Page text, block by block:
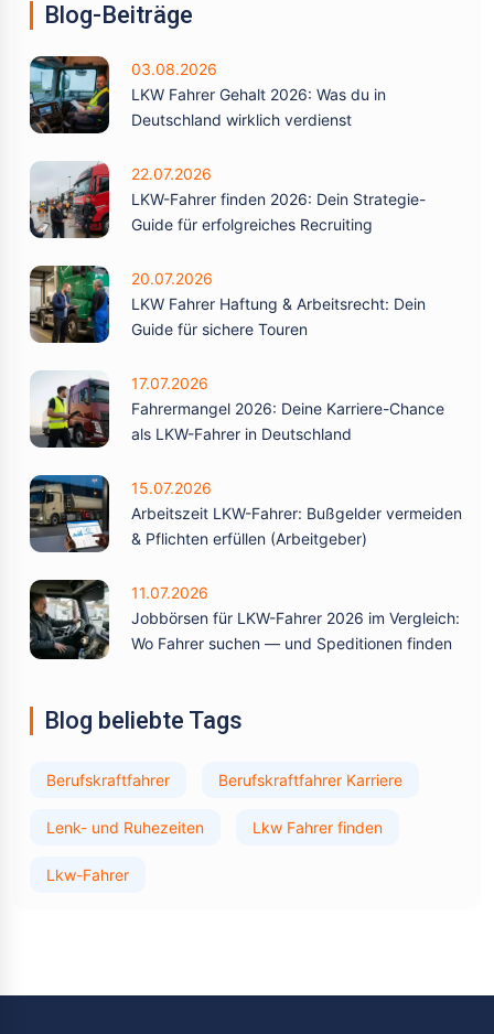
Blog-Beiträge
03.08.2026
LKW Fahrer Gehalt 2026: Was du in
Deutschland wirklich verdienst
22.07.2026
LKW-Fahrer finden 2026: Dein Strategie-
Guide für erfolgreiches Recruiting
20.07.2026
LKW Fahrer Haftung & Arbeitsrecht: Dein
Guide für sichere Touren
17.07.2026
Fahrermangel 2026: Deine Karriere-Chance
als LKW-Fahrer in Deutschland
15.07.2026
Arbeitszeit LKW-Fahrer: Bußgelder vermeiden
& Pflichten erfüllen (Arbeitgeber)
11.07.2026
Jobbörsen für LKW-Fahrer 2026 im Vergleich:
Wo Fahrer suchen — und Speditionen finden
Blog beliebte Tags
Berufskraftfahrer Berufskraftfahrer Karriere
Lenk- und Ruhezeiten Lkw Fahrer finden
Lkw-Fahrer